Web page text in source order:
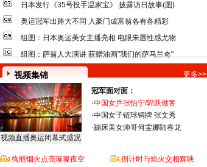
日本发行《35号投手温家宝》 披露访日故事(图)
奥运冠军出路大不同 入豪门成富翁各有各精彩
组图：日本奥运美女主播亮相 电眼朱唇性感尤物
组图：萨翁人大演讲 获赠油画"我们的萨马兰奇"
视频集锦 更多>>
视频直播奥运闭幕式盛况
冠军面对面：
·中国女乒张怡宁/郭跃做客
·中国女子链球铜牌 张文秀
·蹦床美女帅哥何雯娜陆春龙
绚丽烟火点亮璀璨夜空
倒计时与焰火交相辉映